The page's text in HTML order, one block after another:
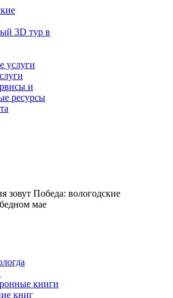
3D тур в
услуги
и
ресурсы
зовут Победа: вологодские
мае
книги
книг